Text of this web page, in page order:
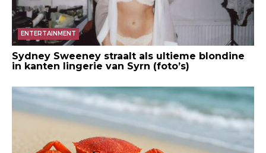
ENTERTAINMENT
Sydney Sweeney straalt als ultieme blondine
in kanten lingerie van Syrn (foto’s)